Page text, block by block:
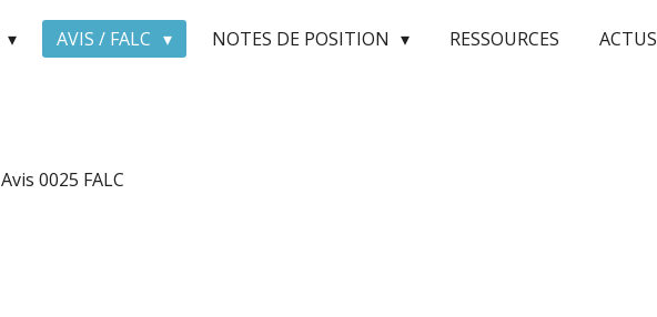
AVIS / FALC NOTES DE POSITION RESSOURCES ACTUS
Avis 0025 FALC